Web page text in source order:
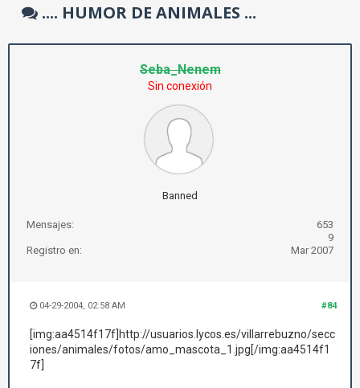
.... HUMOR DE ANIMALES ...
Seba_Nenem
Sin conexión
Banned
Mensajes:
653
9
Registro en:
Mar 2007
#84
04-29-2004, 02:58 AM
[img:aa4514f17f]http://usuarios.lycos.es/villarrebuzno/secc
iones/animales/fotos/amo_mascota_1.jpg[/img:aa4514f1
7f]